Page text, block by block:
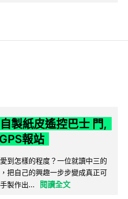
製紙皮遙控巴士 門,
報站
到怎樣的程度？一位就讀中三的
把自己的興趣一步步變成真正可
製作出...
閱讀全文